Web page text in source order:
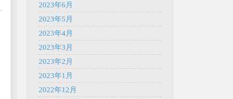
2023年6月
2023年5月
2023年4月
2023年3月
2023年2月
2023年1月
2022年12月